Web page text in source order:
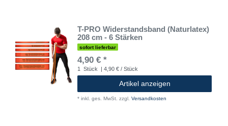
T-PRO Widerstandsband (Naturlatex)
208 cm - 6 Stärken
sofort lieferbar
4,90 € *
1 Stück | 4,90 € / Stück
Artikel anzeigen
* inkl. ges. MwSt. zzgl. Versandkosten